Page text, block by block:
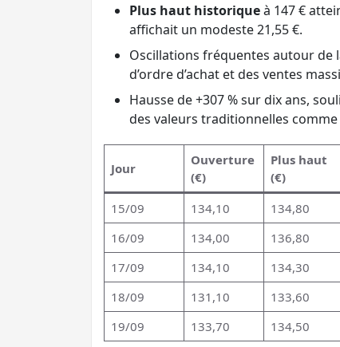
Plus haut historiqueà 147 €
affichait un modeste 21,55 €.
Oscillations fréquentes autour de
d’ordre d’achat et des ventes
Hausse de +307 % sur dix ans,
des valeurs traditionnelles comme
Jour
Ouverture
(€)
Plus haut
(€)
15/09 134,10 134,80
16/09
134,00 136,80
17/09
134,10 134,30
18/09
131,10 133,60
19/09
133,70 134,50